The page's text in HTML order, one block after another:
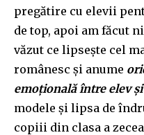
pregătire cu elevii
de top, apoi am făcut
văzut ce lipsește cel
românesc și anume
emoțională între elev
modele și lipsa de
copiii din clasa a